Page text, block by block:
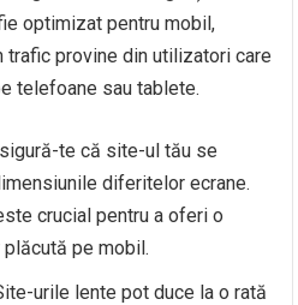
optimizat pentru mobil,
trafic provine din utilizatori care
telefoane sau tablete.
te că site-ul tău se
diferitelor ecrane.
crucial pentru a oferi o
pe mobil.
urile lente pot duce la o rată